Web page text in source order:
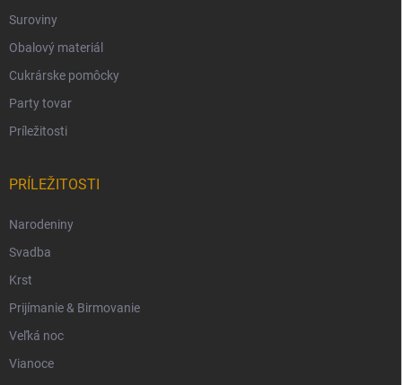
Suroviny
Obalový materiál
Cukrárske pomôcky
Party tovar
Príležitosti
PRÍLEŽITOSTI
Narodeniny
Svadba
Krst
Prijímanie & Birmovanie
Veľká noc
Vianoce